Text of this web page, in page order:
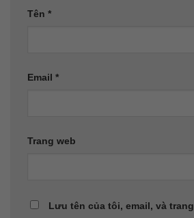
Tên *
Email *
Trang web
Lưu tên của tôi, email, và